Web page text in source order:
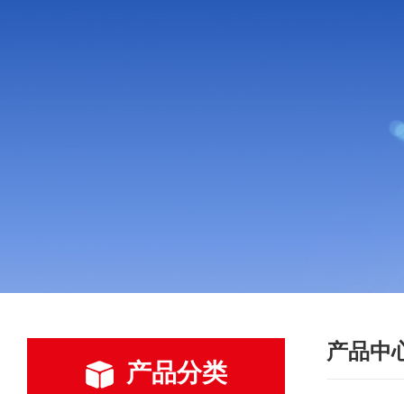
产品分类
产品中